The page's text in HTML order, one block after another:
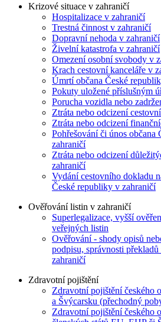
Krizové situace v zahraničí
Hospitalizace v zahraničí
Trestná činnost v zahraničí
Dopravní nehoda v zahraničí
Živelní katastrofa v zahraničí
Omezení osobní svobody v
Krach cestovní kanceláře v
Úmrtí občana České
Pokuty uložené příslušným
Porucha vozidla nebo
Ztráta nebo odcizení
Ztráta nebo odcizení
Pohřešování či únos občana
zahraničí
Ztráta nebo odcizení
zahraničí
Vydání cestovního dokladu
České republiky v zahraničí
Ověřování listin v zahraničí
Superlegalizace, vyšší
veřejných listin
Ověřování - shody opisů
podpisu, správnosti
zahraničí
Zdravotní pojištění
Zdravotní pojištění českého
a Švýcarsku (přechodný
Zdravotní pojištění českého